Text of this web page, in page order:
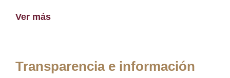
Ver más
Transparencia e información